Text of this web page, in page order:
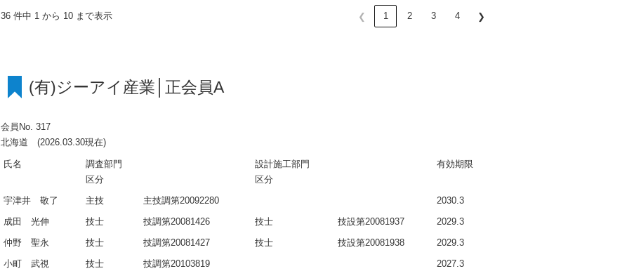
36 件中 1 から 10 まで表示 ❮ 1 2 3 4 ❯
(有)ジーアイ産業│正会員A
会員No. 317
北海道 (2026.03.30現在)
氏名
調査部門
区分
設計施工部門
区分
有効期限
宇津井 敬了 主技 主技調第20092280 2030.3
成田 光伸 技士 技調第20081426 技士 技設第20081937 2029.3
仲野 聖永 技士 技調第20081427 技士 技設第20081938 2029.3
小町 武視 技士 技調第20103819 2027.3